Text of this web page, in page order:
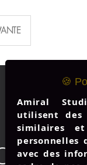
UNE
🍪
Amiral
utilisent des
similaires
personnelles
avec des